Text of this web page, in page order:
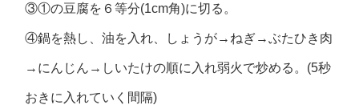
③①の豆腐を６等分(1cm角)に切る。
④鍋を熱し、油を入れ、しょうが→ねぎ→ぶたひき肉
→にんじん→しいたけの順に入れ弱火で炒める。(5秒
おきに入れていく間隔)